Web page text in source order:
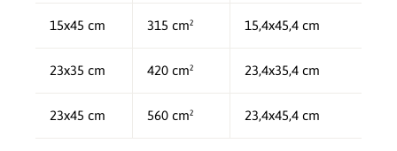
15x45 cm 315 cm² 15,4x45,4 cm
23x35 cm 420 cm² 23,4x35,4 cm
23x45 cm 560 cm² 23,4x45,4 cm